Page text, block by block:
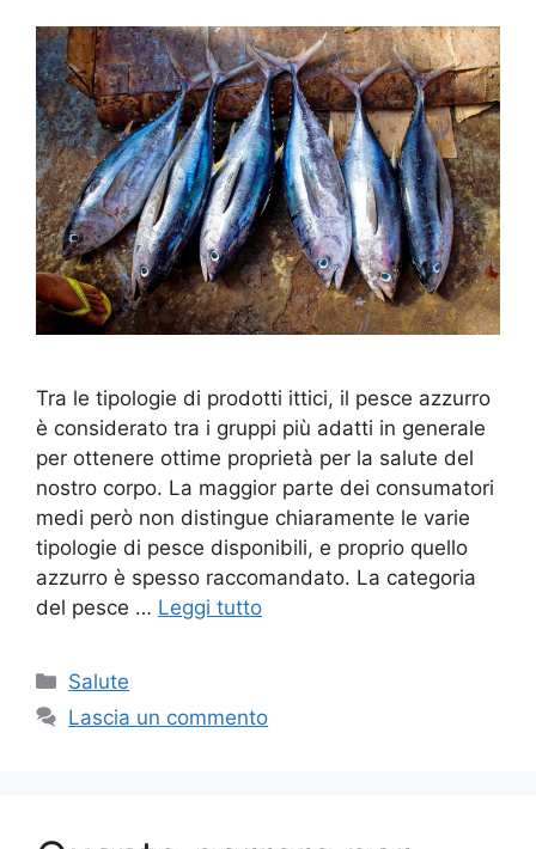
Tra le tipologie di prodotti ittici, il pesce azzurro
è considerato tra i gruppi più adatti in generale
per ottenere ottime proprietà per la salute del
nostro corpo. La maggior parte dei consumatori
medi però non distingue chiaramente le varie
tipologie di pesce disponibili, e proprio quello
azzurro è spesso raccomandato. La categoria
del pesce … Leggi tutto
Categorie
Salute
Lascia un commento